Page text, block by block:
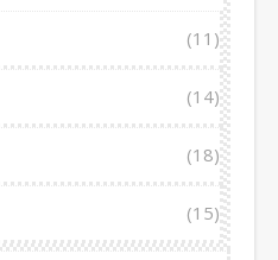
(11)
(14)
(18)
(15)